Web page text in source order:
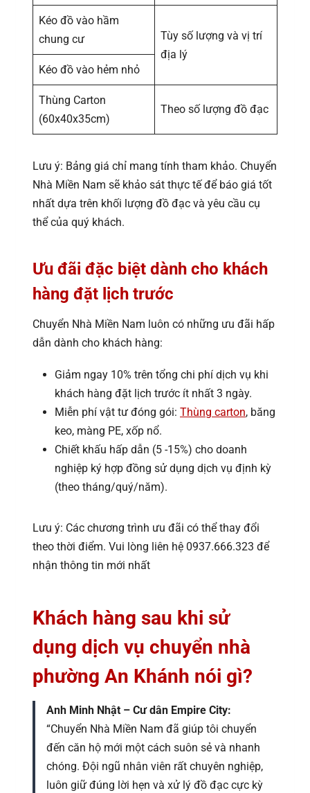
Kéo đồ vào hầm
chung cư
Tùy số lượng và vị trí
địa lý
Kéo đồ vào hẻm nhỏ
Thùng Carton
(60x40x35cm)
Theo số lượng đồ đạc
Lưu ý: Bảng giá chỉ mang tính tham khảo. Chuyển
Nhà Miền Nam sẽ khảo sát thực tế để báo giá tốt
nhất dựa trên khối lượng đồ đạc và yêu cầu cụ
thể của quý khách.
Ưu đãi đặc biệt dành cho khách
hàng đặt lịch trước
Chuyển Nhà Miền Nam luôn có những ưu đãi hấp
dẫn dành cho khách hàng:
Giảm ngay 10% trên tổng chi phí dịch vụ khi
khách hàng đặt lịch trước ít nhất 3 ngày.
Miễn phí vật tư đóng gói: Thùng carton, băng
keo, màng PE, xốp nổ.
Chiết khấu hấp dẫn (5 -15%) cho doanh
nghiệp ký hợp đồng sử dụng dịch vụ định kỳ
(theo tháng/quý/năm).
Lưu ý: Các chương trình ưu đãi có thể thay đổi
theo thời điểm. Vui lòng liên hệ 0937.666.323 để
nhận thông tin mới nhất
Khách hàng sau khi sử
dụng dịch vụ chuyển nhà
phường An Khánh nói gì?
Anh Minh Nhật – Cư dân Empire City:
“Chuyển Nhà Miền Nam đã giúp tôi chuyển
đến căn hộ mới một cách suôn sẻ và nhanh
chóng. Đội ngũ nhân viên rất chuyên nghiệp,
luôn giữ đúng lời hẹn và xử lý đồ đạc cực kỳ